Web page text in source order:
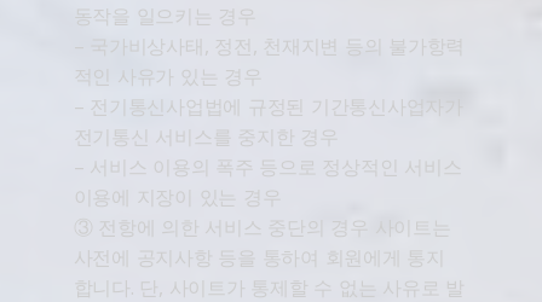
동작을 일으키는 경우
– 국가비상사태, 정전, 천재지변 등의 불가항력
적인 사유가 있는 경우
– 전기통신사업법에 규정된 기간통신사업자가
전기통신 서비스를 중지한 경우
– 서비스 이용의 폭주 등으로 정상적인 서비스
이용에 지장이 있는 경우
③ 전항에 의한 서비스 중단의 경우 사이트는
사전에 공지사항 등을 통하여 회원에게 통지
합니다. 단, 사이트가 통제할 수 없는 사유로 발